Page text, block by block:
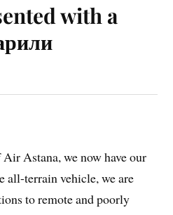
with a
Astana, we now have our
all-terrain vehicle, we are
to remote and poorly